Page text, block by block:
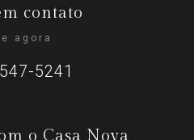
contato
agora
5241
o Casa Nova